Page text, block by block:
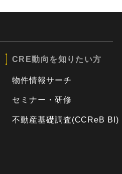
CRE動向を知りたい方
物件情報サーチ
セミナー・研修
不動産基礎調査(CCReB BI)